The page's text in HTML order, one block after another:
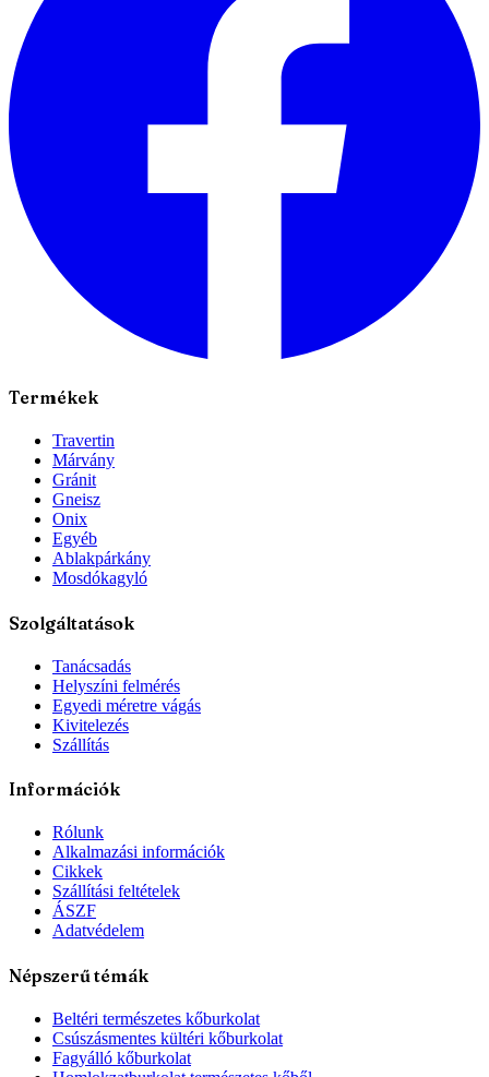
Termékek
Travertin
Márvány
Gránit
Gneisz
Onix
Egyéb
Ablakpárkány
Mosdókagyló
Szolgáltatások
Tanácsadás
Helyszíni felmérés
Egyedi méretre vágás
Kivitelezés
Szállítás
Információk
Rólunk
Alkalmazási információk
Cikkek
Szállítási feltételek
ÁSZF
Adatvédelem
Népszerű témák
Beltéri természetes kőburkolat
Csúszásmentes kültéri kőburkolat
Fagyálló kőburkolat